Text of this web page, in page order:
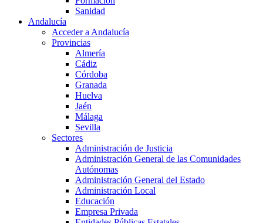
Sanidad
Andalucía
Acceder a Andalucía
Provincias
Almería
Cádiz
Córdoba
Granada
Huelva
Jaén
Málaga
Sevilla
Sectores
Administración de Justicia
Administración General de las Comunidades
Autónomas
Administración General del Estado
Administración Local
Educación
Empresa Privada